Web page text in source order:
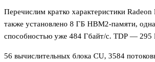
Перечислим кратко характеристики
также установлено 8 ГБ HBM2-памяти,
способностью уже 484 Гбайт/с. TDP — 295
56 вычислительных блока CU, 3584